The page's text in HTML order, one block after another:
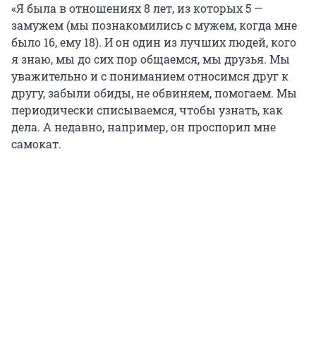
«Я была в отношениях 8 лет, из которых 5 —
замужем (мы познакомились с мужем, когда мне
было 16, ему 18). И он один из лучших людей, кого
я знаю, мы до сих пор общаемся, мы друзья. Мы
уважительно и с пониманием относимся друг к
другу, забыли обиды, не обвиняем, помогаем. Мы
периодически списываемся, чтобы узнать, как
дела. А недавно, например, он проспорил мне
самокат.